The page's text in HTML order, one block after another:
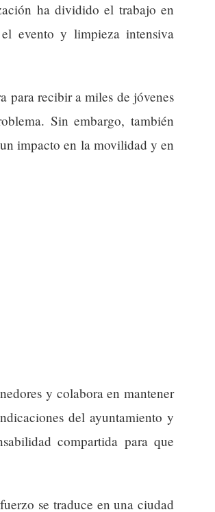
ha dividido el trabajo en
evento y limpieza intensiva
para recibir a miles de jóvenes
Sin embargo, también
impacto en la movilidad y en
y colabora en mantener
del ayuntamiento y
compartida para que
se traduce en una ciudad